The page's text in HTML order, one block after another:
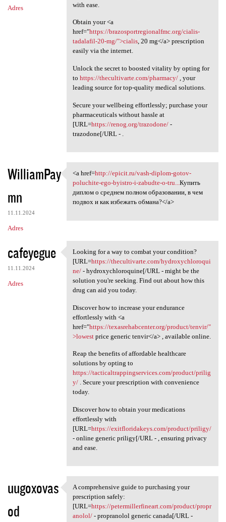
Adres
with ease.
Obtain your <a
href="https://brazosportregionalfmc.org/cialis-
tadalafil-20-mg/">cialis, 20 mg</a> prescription
easily via the internet.
Unlock the secret to boosted vitality by opting for
to https://thecultivarte.com/pharmacy/, your
leading source for top-quality medical solutions.
Secure your wellbeing effortlessly; purchase your
pharmaceuticals without hassle at
[URL=https://renog.org/trazodone/-
trazodone[/URL - .
WilliamPay
mn
11.11.2024
Adres
<a href=http://epicit.ru/vash
<a href=http://epicit.ru/vash-diplom-gotov-
poluchite-ego-byistro-i-zabudte-o-tru...Купить
диплом о среднем полном образовании, в чем
подвох и как избежать обмана?</a>
cafeyegue
11.11.2024
Adres
Looking for a way to combat
Looking for a way to combat your condition?
[URL=https://thecultivarte.com/hydroxychloroqui
ne/- hydroxychloroquine[/URL - might be the
solution you're seeking. Find out about how this
drug can aid you today.
Discover how to increase your endurance
effortlessly with <a
href="https://texasrehabcenter.org/product/tenvir/"
>lowestprice generic tenvir</a> , available online.
Reap the benefits of affordable healthcare
solutions by opting to
https://tacticaltrappingservices.com/product/prilig
y/. Secure your prescription with convenience
today.
Discover how to obtain your medications
effortlessly with
[URL=https://exitfloridakeys.com/product/priligy/
- online generic priligy[/URL - , ensuring privacy
and ease.
uugoxovas
od
A comprehensive guide to
A comprehensive guide to purchasing your
prescription safely:
[URL=https://petermillerfineart.com/product/propr
anolol/- propranolol generic canada[/URL -